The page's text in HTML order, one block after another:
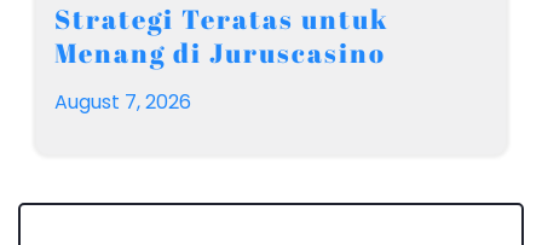
Strategi Teratas untuk
Menang di Juruscasino
August 7, 2026